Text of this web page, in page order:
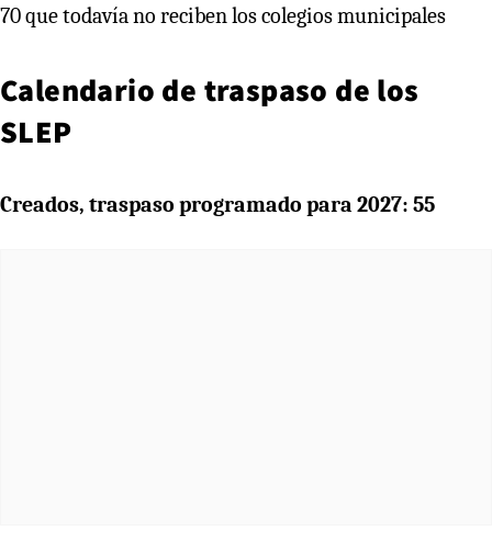
70 que todavía no reciben los colegios municipales
Calendario de traspaso de los
SLEP
Creados, traspaso programado para 2027: 55